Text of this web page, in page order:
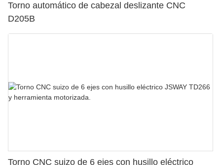
Torno automático de cabezal deslizante CNC
D205B
Torno CNC suizo de 6 ejes con husillo eléctrico